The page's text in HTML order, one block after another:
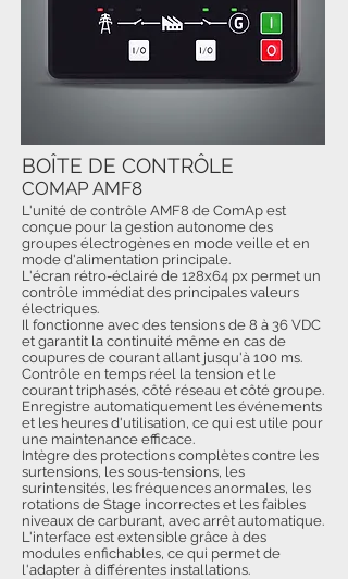
L'unité de contrôle AMF8 de ComAp est
conçue pour la gestion autonome des
groupes électrogènes en mode veille et en
mode d'alimentation principale.
L'écran rétro-éclairé de 128x64 px permet un
contrôle immédiat des principales valeurs
électriques.
Il fonctionne avec des tensions de 8 à 36 VDC
et garantit la continuité même en cas de
coupures de courant allant jusqu'à 100 ms.
Contrôle en temps réel la tension et le
courant triphasés, côté réseau et côté groupe.
Enregistre automatiquement les événements
et les heures d'utilisation, ce qui est utile pour
une maintenance efficace.
Intègre des protections complètes contre les
surtensions, les sous-tensions, les
surintensités, les fréquences anormales, les
rotations de Stage incorrectes et les faibles
niveaux de carburant, avec arrêt automatique.
L'interface est extensible grâce à des
modules enfichables, ce qui permet de
l'adapter à différentes installations.
BOÎTE DE CONTRÔLE
COMAP AMF8